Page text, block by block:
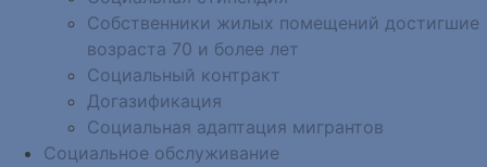
Собственники жилых помещений достигшие
возраста 70 и более лет
Социальный контракт
Догазификация
Социальная адаптация мигрантов
Социальное обслуживание